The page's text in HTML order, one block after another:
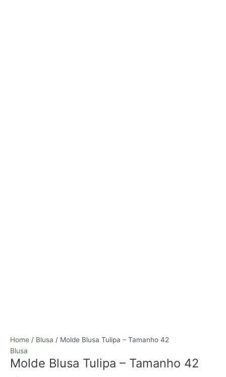
Home / Blusa / Molde Blusa Tulipa – Tamanho 42
Blusa
Molde Blusa Tulipa – Tamanho 42